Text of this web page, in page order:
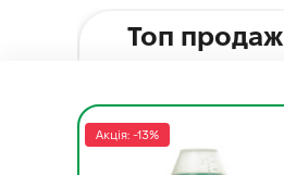
Топ продаж
Акція: -13%